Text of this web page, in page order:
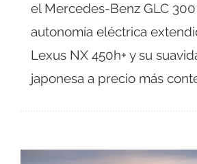
el Mercedes-Benz GLC
autonomía eléctrica
Lexus NX 450h+ y su
japonesa a precio más